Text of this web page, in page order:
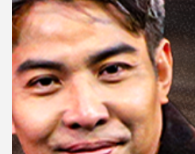
เพล
ย์
ลิ
สต์
ของ
คุณ